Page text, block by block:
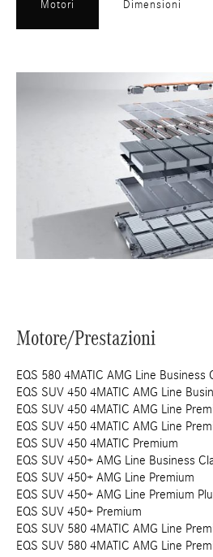
Motori Dimensioni
Motore/Prestazioni
EQS 580 4MATIC AMG Line Business
EQS SUV 450 4MATIC AMG Line
EQS SUV 450 4MATIC AMG Line
EQS SUV 450 4MATIC AMG Line
EQS SUV 450 4MATIC Premium
EQS SUV 450+ AMG Line Business
EQS SUV 450+ AMG Line Premium
EQS SUV 450+ AMG Line Premium
EQS SUV 450+ Premium
EQS SUV 580 4MATIC AMG Line
EQS SUV 580 4MATIC AMG Line